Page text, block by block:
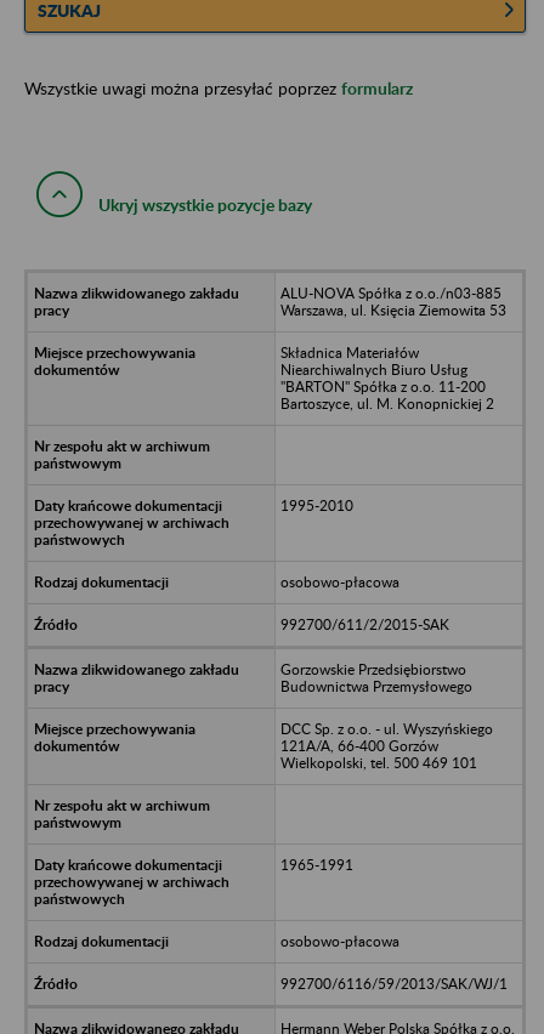
SZUKAJ
Wszystkie uwagi można przesyłać poprzez formularz
Ukryj wszystkie pozycje bazy
ALU-NOVA Spółka z o.o./n03-885
Warszawa, ul. Księcia Ziemowita 53
Składnica Materiałów
Niearchiwalnych Biuro Usług
"BARTON" Spółka z o.o. 11-200
Bartoszyce, ul. M. Konopnickiej 2
1995-2010
osobowo-płacowa
992700/611/2/2015-SAK
Gorzowskie Przedsiębiorstwo
Budownictwa Przemysłowego
DCC Sp. z o.o. - ul. Wyszyńskiego
121A/A, 66-400 Gorzów
Wielkopolski, tel. 500 469 101
1965-1991
osobowo-płacowa
992700/6116/59/2013/SAK/WJ/1
Hermann Weber Polska Spółka z o.o.